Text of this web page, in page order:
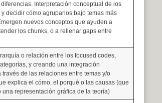
Interpretación conceptual de los
decidir cómo agruparlos bajo temas más
nuevos conceptos que ayuden a
los chunks, o a rellenar gaps entre
o relación entre los focused codes,
y creando una integración
través de las relaciones entre temas y/o
explica el cómo, el porqué o las causas (que
una representación gráfica de la teoría)